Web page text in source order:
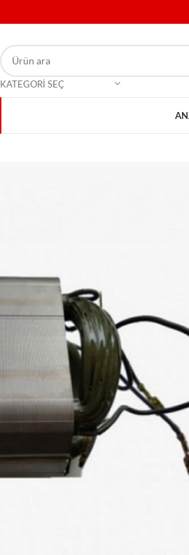
KATEGORI SEÇ